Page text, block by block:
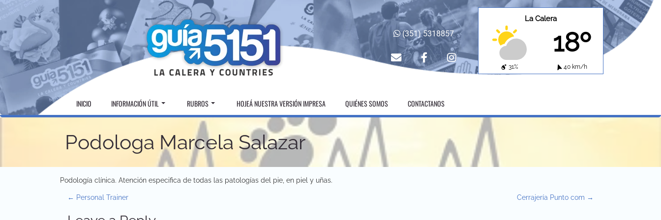
content
(351) 5318857
envelopefacebookinstagram
La Calera
18º
31% 40 km/h
INICIO INFORMACIÓN ÚTIL RUBROS HOJEÁ NUESTRA VERSIÓN IMPRESA QUIÉNES SOMOS CONTACTANOS
Podologa Marcela Salazar
Podología clínica. Atención especifica de todas las patologías del pie, en piel y uñas.
P
← Personal Trainer Cerrajería Punto com →